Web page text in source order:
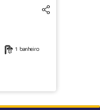
1 banheiro